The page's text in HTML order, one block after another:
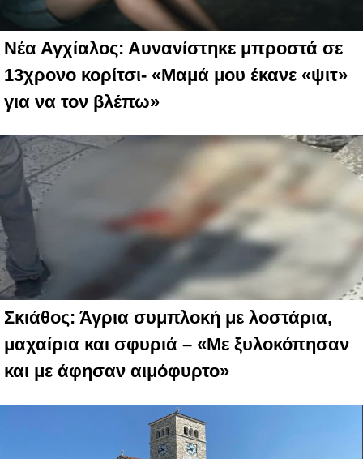
Νέα Αγχίαλος: Αυνανίστηκε μπροστά σε
13χρονο κορίτσι- «Μαμά μου έκανε «ψιτ»
για να τον βλέπω»
Σκιάθος: Άγρια συμπλοκή με λοστάρια,
μαχαίρια και σφυριά – «Με ξυλοκόπησαν
και με άφησαν αιμόφυρτο»